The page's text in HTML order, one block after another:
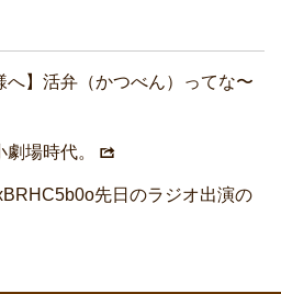
へ】活弁（かつべん）ってな〜
場時代。
先日のラジオ出演の